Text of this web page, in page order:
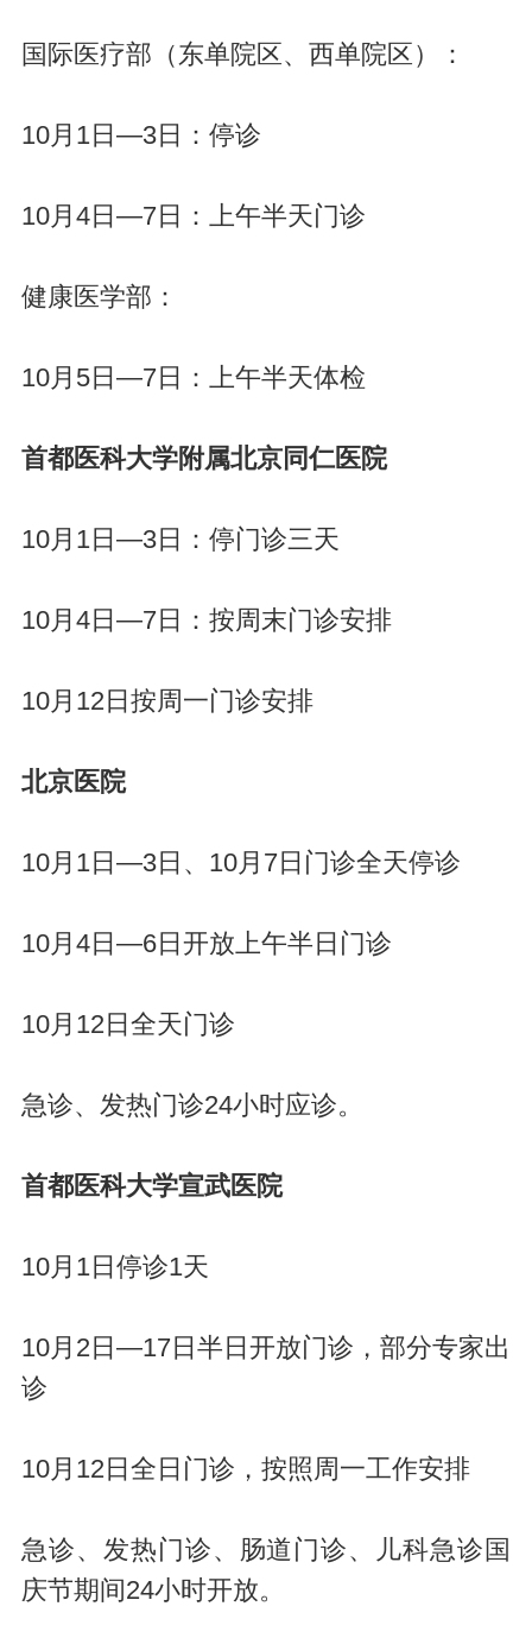
国际医疗部（东单院区、西单院区）：
10月1日—3日：停诊
10月4日—7日：上午半天门诊
健康医学部：
10月5日—7日：上午半天体检
首都医科大学附属北京同仁医院
10月1日—3日：停门诊三天
10月4日—7日：按周末门诊安排
10月12日按周一门诊安排
北京医院
10月1日—3日、10月7日门诊全天停诊
10月4日—6日开放上午半日门诊
10月12日全天门诊
急诊、发热门诊24小时应诊。
首都医科大学宣武医院
10月1日停诊1天
10月2日—17日半日开放门诊，部分专家出
诊
10月12日全日门诊，按照周一工作安排
急诊、发热门诊、肠道门诊、儿科急诊国
庆节期间24小时开放。